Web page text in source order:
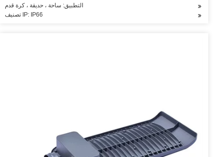
التطبيق: ساحة ، حديقة ، كرة قدم
تصنيف IP: IP66